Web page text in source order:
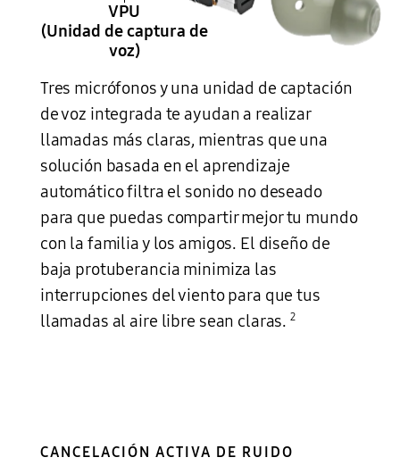
VPU
(Unidad de captura de
voz)
Tres micrófonos y una unidad de captación
de voz integrada te ayudan a realizar
llamadas más claras, mientras que una
solución basada en el aprendizaje
automático filtra el sonido no deseado
para que puedas compartir mejor tu mundo
con la familia y los amigos. El diseño de
baja protuberancia minimiza las
interrupciones del viento para que tus
llamadas al aire libre sean claras.2
CANCELACIÓN ACTIVA DE RUIDO